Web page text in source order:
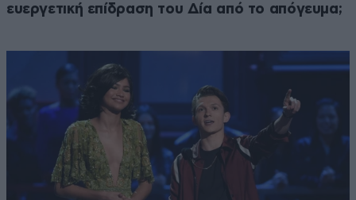
ευεργετική επίδραση του Δία από το απόγευμα;